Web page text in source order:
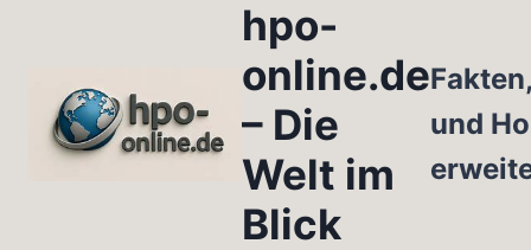
hpo-
online.de
– Die
Welt im
Blick
und